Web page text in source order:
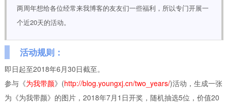
两周年想给各位经常来我博客的友友们一些福利，所以专门开展一
个近20天的活动。
活动规则：
即日起至2018年6月30日截至。
参与《为我带颜》(http://blog.youngxj.cn/two_years/)活动，生成一张
为《为我带颜》的图片，2018年7月1日开奖，随机抽选5位，价值20